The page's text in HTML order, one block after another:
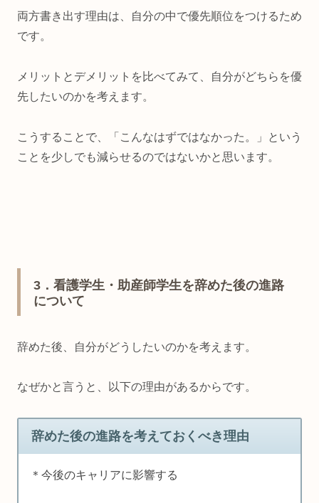
両方書き出す理由は、自分の中で優先順位をつけるため
です。
メリットとデメリットを比べてみて、自分がどちらを優
先したいのかを考えます。
こうすることで、「こんなはずではなかった。」という
ことを少しでも減らせるのではないかと思います。
3 ．看護学生・助産師学生を辞めた後の進路
について
辞めた後、自分がどうしたいのかを考えます。
なぜかと言うと、以下の理由があるからです。
辞めた後の進路を考えておくべき理由
＊今後のキャリアに影響する